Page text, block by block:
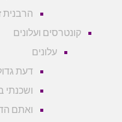
הרבנית זיינדר
קונטרסים ועלונים
דעת גדולים
ושכנתי בתוכם
ואתם הדבקים